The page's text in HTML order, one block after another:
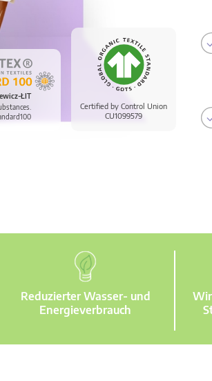
Certified by Control Union
CU1099579
ŁIT
Reduzierter Wasser- und
Energieverbrauch